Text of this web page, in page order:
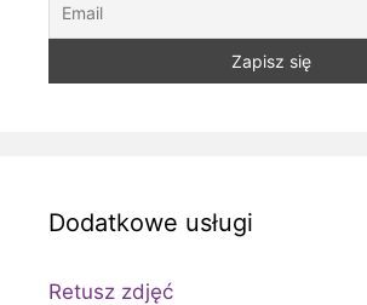
Dodatkowe usługi
Retusz zdjęć